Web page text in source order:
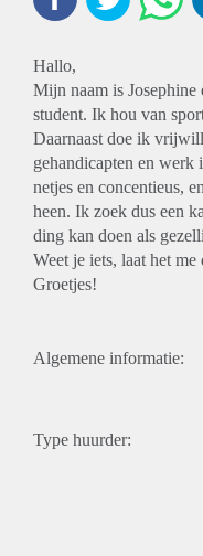
Hallo,
Mijn naam is
student. Ik hou van
Daarnaast doe ik
gehandicapten en werk
netjes en concentieus,
heen. Ik zoek dus een
ding kan doen als
Weet je iets, laat het me
Groetjes!
Algemene informatie:
Type huurder: